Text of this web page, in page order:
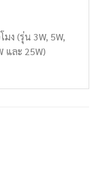
ง (รุ่น 3W, 5W,
และ 25W)